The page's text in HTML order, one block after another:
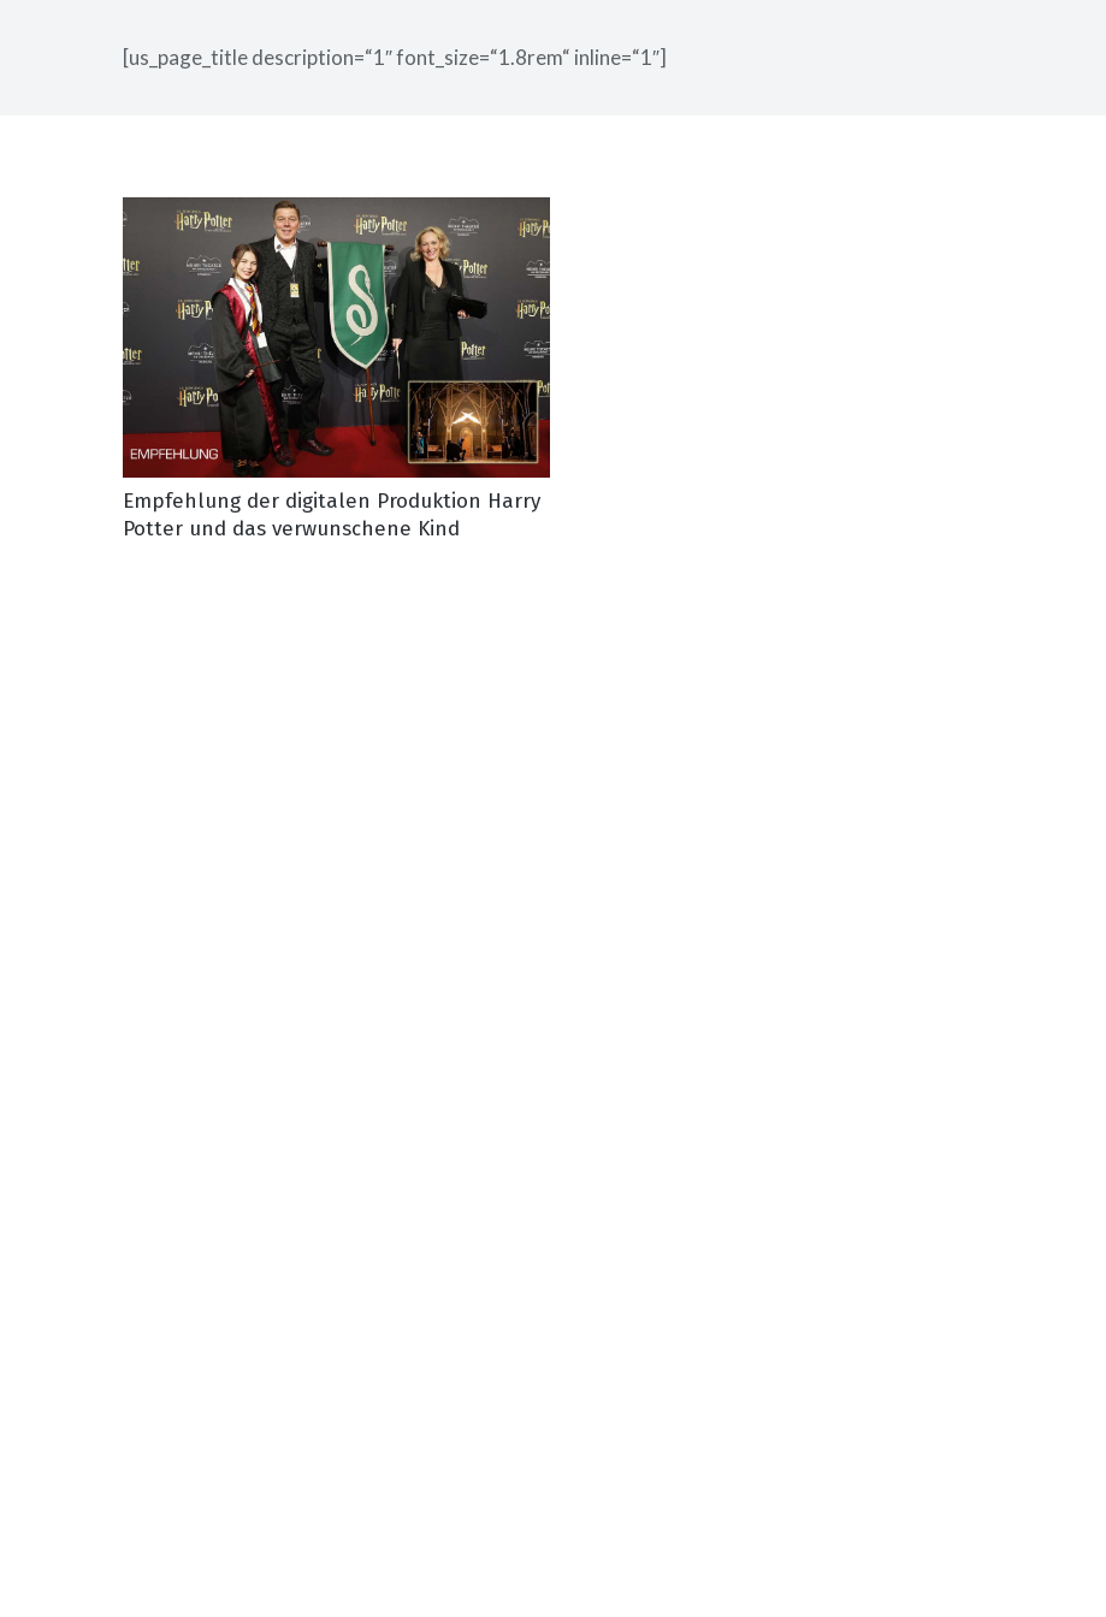
[us_page_title description=“1″ font_size=“1.8rem“ inline=“1″]
Empfehlung der digitalen Produktion Harry
Potter und das verwunschene Kind